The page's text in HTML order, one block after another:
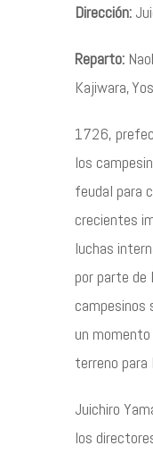
Dirección:
Reparto:
Kajiwara,
1726,
los
feudal para
crecientes
luchas
por parte de
campesinos
un
terreno para
Juichiro
los